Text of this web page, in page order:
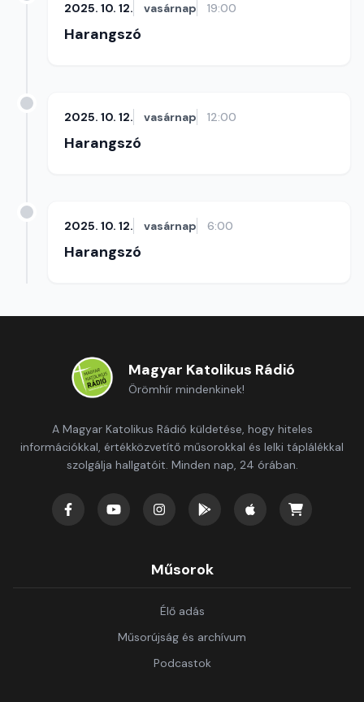
2025. 10. 12. vasárnap 19:00
Harangszó
2025. 10. 12. vasárnap 12:00
Harangszó
2025. 10. 12. vasárnap 6:00
Harangszó
Magyar Katolikus Rádió
Örömhír mindenkinek!
A Magyar Katolikus Rádió küldetése, hogy hiteles
információkkal, értékközvetítő műsorokkal és lelki táplálékkal
szolgálja hallgatóit. Minden nap, 24 órában.
Műsorok
Élő adás
Műsorújság és archívum
Podcastok